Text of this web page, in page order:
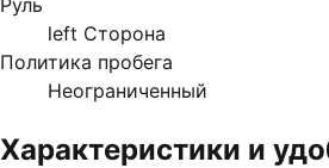
left Сторона
Политика пробега
Неограниченный
Характеристики и